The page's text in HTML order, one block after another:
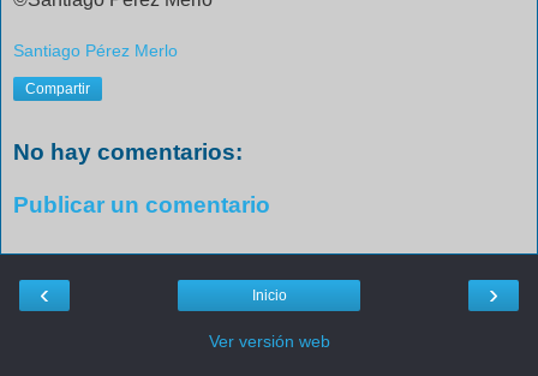
Santiago Pérez Merlo
Compartir
No hay comentarios:
Publicar un comentario
‹ ›
Inicio
Ver versión web